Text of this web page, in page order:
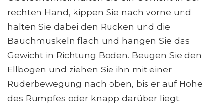
rechten Hand, kippen Sie nach vorne und
halten Sie dabei den Rücken und die
Bauchmuskeln flach und hängen Sie das
Gewicht in Richtung Boden. Beugen Sie den
Ellbogen und ziehen Sie ihn mit einer
Ruderbewegung nach oben, bis er auf Höhe
des Rumpfes oder knapp darüber liegt.